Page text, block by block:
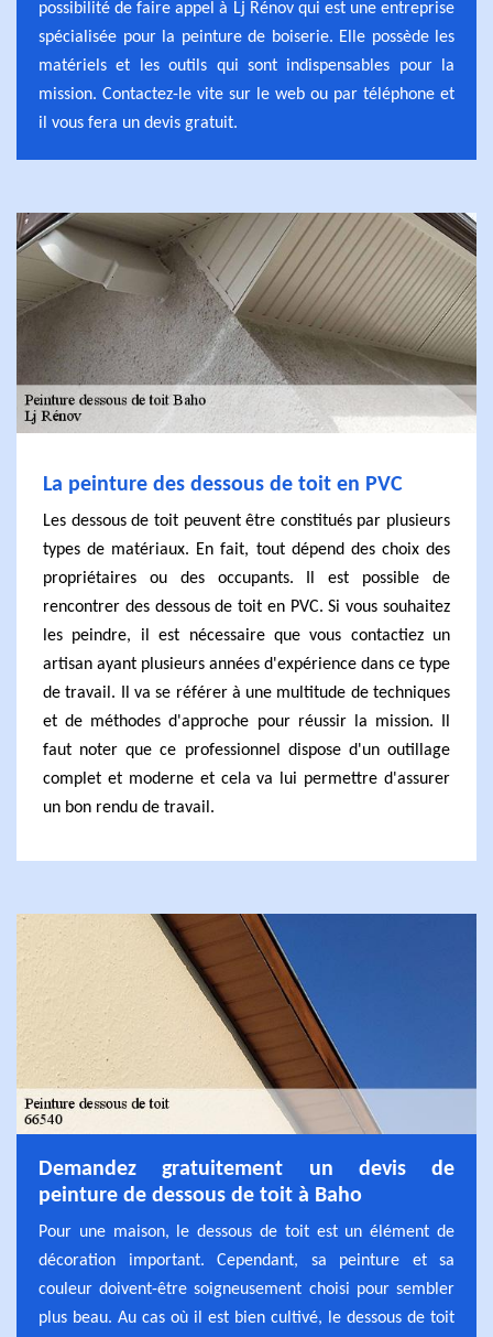
possibilité de faire appel à Lj Rénov qui est une entreprise
spécialisée pour la peinture de boiserie. Elle possède les
matériels et les outils qui sont indispensables pour la
mission. Contactez-le vite sur le web ou par téléphone et
il vous fera un devis gratuit.
La peinture des dessous de toit en PVC
Les dessous de toit peuvent être constitués par plusieurs
types de matériaux. En fait, tout dépend des choix des
propriétaires ou des occupants. Il est possible de
rencontrer des dessous de toit en PVC. Si vous souhaitez
les peindre, il est nécessaire que vous contactiez un
artisan ayant plusieurs années d'expérience dans ce type
de travail. Il va se référer à une multitude de techniques
et de méthodes d'approche pour réussir la mission. Il
faut noter que ce professionnel dispose d'un outillage
complet et moderne et cela va lui permettre d'assurer
un bon rendu de travail.
Demandez gratuitement un devis de
peinture de dessous de toit à Baho
Pour une maison, le dessous de toit est un élément de
décoration important. Cependant, sa peinture et sa
couleur doivent-être soigneusement choisi pour sembler
plus beau. Au cas où il est bien cultivé, le dessous de toit